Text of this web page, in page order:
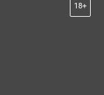
18+